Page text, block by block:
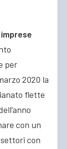
per
2020 la
flette
con un
con